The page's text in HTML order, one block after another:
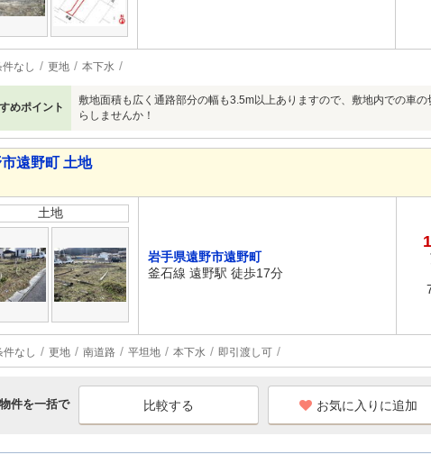
なし 更地 本下水
めポイント
敷地面積も広く通路部分の幅も3.5m以上ありますので、敷地内での車
らしませんか！
遠野町 土地
土地
岩手県遠野市遠野町
釜石線 遠野駅 徒歩17分
件なし 更地 南道路 平坦地 本下水 即引渡し可
件を一括で お気に入りに追加